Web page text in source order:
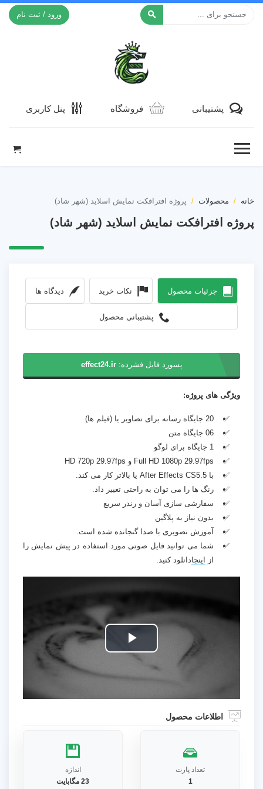
ورود / ثبت نام
پشتیبانی فروشگاه پنل کاربری
خانه محصولات پروژه افترافکت نمایش اسلاید (شهر شاد)
پروژه افترافکت نمایش اسلاید (شهر شاد)
جزئیات محصول نکات خرید دیدگاه ها
پشتیبانی محصول
پسورد فایل فشرده:effect24.ir
ویژگی های پروژه:
20 جایگاه رسانه برای تصاویر یا (فیلم ها)
06 جایگاه متن
1 جایگاه برای لوگو
Full HD 1080p 29.97fps و HD 720p 29.97fps
با After Effects CS5.5 یا بالاتر کار می کند.
رنگ ها را می توان به راحتی تغییر داد.
سفارشی سازی آسان و رندر سریع
بدون نیاز به پلاگین
آموزش تصویری با صدا گنجانده شده است.
شما می توانید فایل صوتی مورد استفاده در پیش نمایش را
از
اینجادانلود کنید.
Play
Video
اطلاعات محصول
تعداد پارت
1
اندازه
23 مگابایت